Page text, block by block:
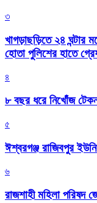
৩
খাগড়াছড়িতে ২৪
হোতা পুলিশের হাতে
৪
৮ বছর ধরে নিখোঁজ
৫
ঈশ্বরগঞ্জ রাজিবপুর
৬
রাজশাহী মহিলা পরিষদ